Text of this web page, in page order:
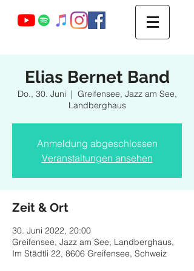
Webmaster Login
Elias Bernet Band
Do., 30. Juni
  |
Greifensee, Jazz am See,
Landberghaus
Anmeldung abgeschlossen
Veranstaltungen ansehen
Zeit & Ort
30. Juni 2022, 20:00
Greifensee, Jazz am See, Landberghaus,
Im Städtli 22, 8606 Greifensee, Schweiz